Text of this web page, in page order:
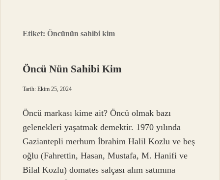
Etiket:Öncünün sahibi kim
Öncü Nün Sahibi Kim
Tarih: Ekim 25, 2024
Öncü markası kime ait? Öncü olmak bazı
gelenekleri yaşatmak demektir. 1970 yılında
Gaziantepli merhum İbrahim Halil Kozlu ve beş
oğlu (Fahrettin, Hasan, Mustafa, M. Hanifi ve
Bilal Kozlu) domates salçası alım satımına